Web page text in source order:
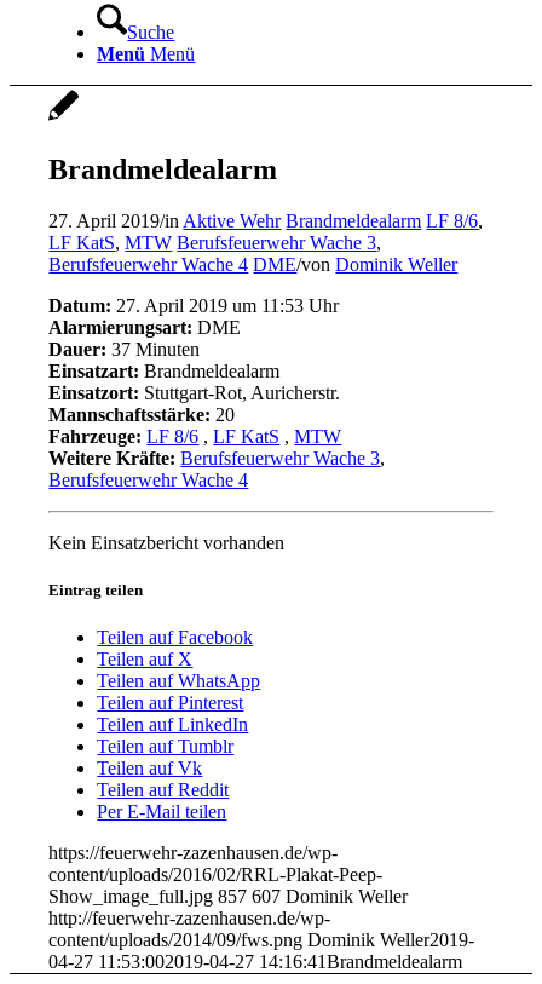
Suche
Menü Menü
Brandmeldealarm
27. April 2019/in Aktive Wehr Brandmeldealarm LF 8/6,
LF KatS,MTW Berufsfeuerwehr Wache 3,
Berufsfeuerwehr Wache 4 DME/vonDominik Weller
Datum: 27. April 2019 um 11:53 Uhr
Alarmierungsart: DME
Dauer: 37 Minuten
Einsatzart: Brandmeldealarm
Einsatzort: Stuttgart-Rot, Auricherstr.
Mannschaftsstärke: 20
Fahrzeuge: LF 8/6 ,LF KatS ,MTW
Weitere Kräfte: Berufsfeuerwehr Wache 3,
Berufsfeuerwehr Wache 4
Kein Einsatzbericht vorhanden
Eintrag teilen
Teilen auf Facebook
Teilen auf X
Teilen auf WhatsApp
Teilen auf Pinterest
Teilen auf LinkedIn
Teilen auf Tumblr
Teilen auf Vk
Teilen auf Reddit
Per E-Mail teilen
https://feuerwehr-zazenhausen.de/wp-
content/uploads/2016/02/RRL-Plakat-Peep-
Show_image_full.jpg 857 607 Dominik Weller
http://feuerwehr-zazenhausen.de/wp-
content/uploads/2014/09/fws.png Dominik Weller2019-
04-27 11:53:002019-04-27 14:16:41Brandmeldealarm